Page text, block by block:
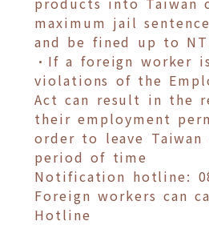
maximum jail
and be fined up to
•If a foreign worker
violations of the
Act can result in the
their employment
order to leave
period of time
Notification hotline:
Foreign workers can
Hotline